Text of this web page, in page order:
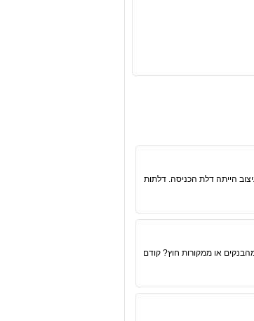
הייתה דלת הכניסה. דלתות
או ממקורות חוץ? קודם